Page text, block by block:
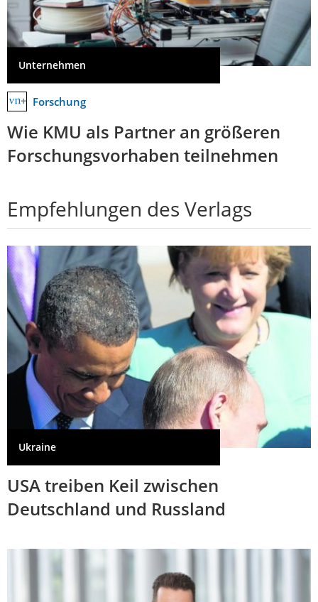
Unternehmen
Forschung
Wie KMU als Partner an größeren
Forschungsvorhaben teilnehmen
Empfehlungen des Verlags
Ukraine
USA treiben Keil zwischen
Deutschland und Russland